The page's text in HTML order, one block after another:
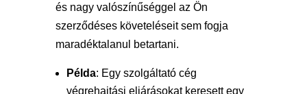
és nagy valószínűséggel az Ön
szerződéses követeléseit sem fogja
maradéktalanul betartani.
Példa: Egy szolgáltató cég
végrehajtási eljárásokat keresett egy